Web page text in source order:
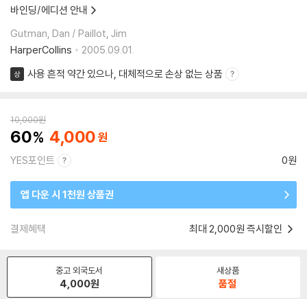
바인딩/에디션 안내
Gutman, Dan / Paillot, Jim
HarperCollins
2005.09.01.
상 사용 흔적 약간 있으나, 대체적으로 손상 없는 상품
10,000원
60 4,000
YES포인트 0원
앱 다운 시 1천원 상품권
결제혜택 최대 2,000원 즉시할인
중고 외국도서
4,000원
새상품
품절